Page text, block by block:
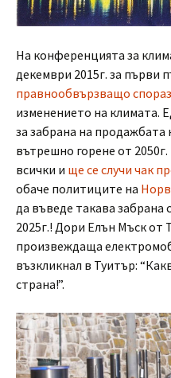
На конференцията за
декември 2015г. за първи
правнообвързващо
изменението на климата.
за забрана на продажбата
вътрешно горене от
всички и ще се случи чак
обаче политиците на
да въведе такава забрана
2025г.! Дори Елън Мъск от
произвеждаща
възкликнал в Туитър:
страна!”.